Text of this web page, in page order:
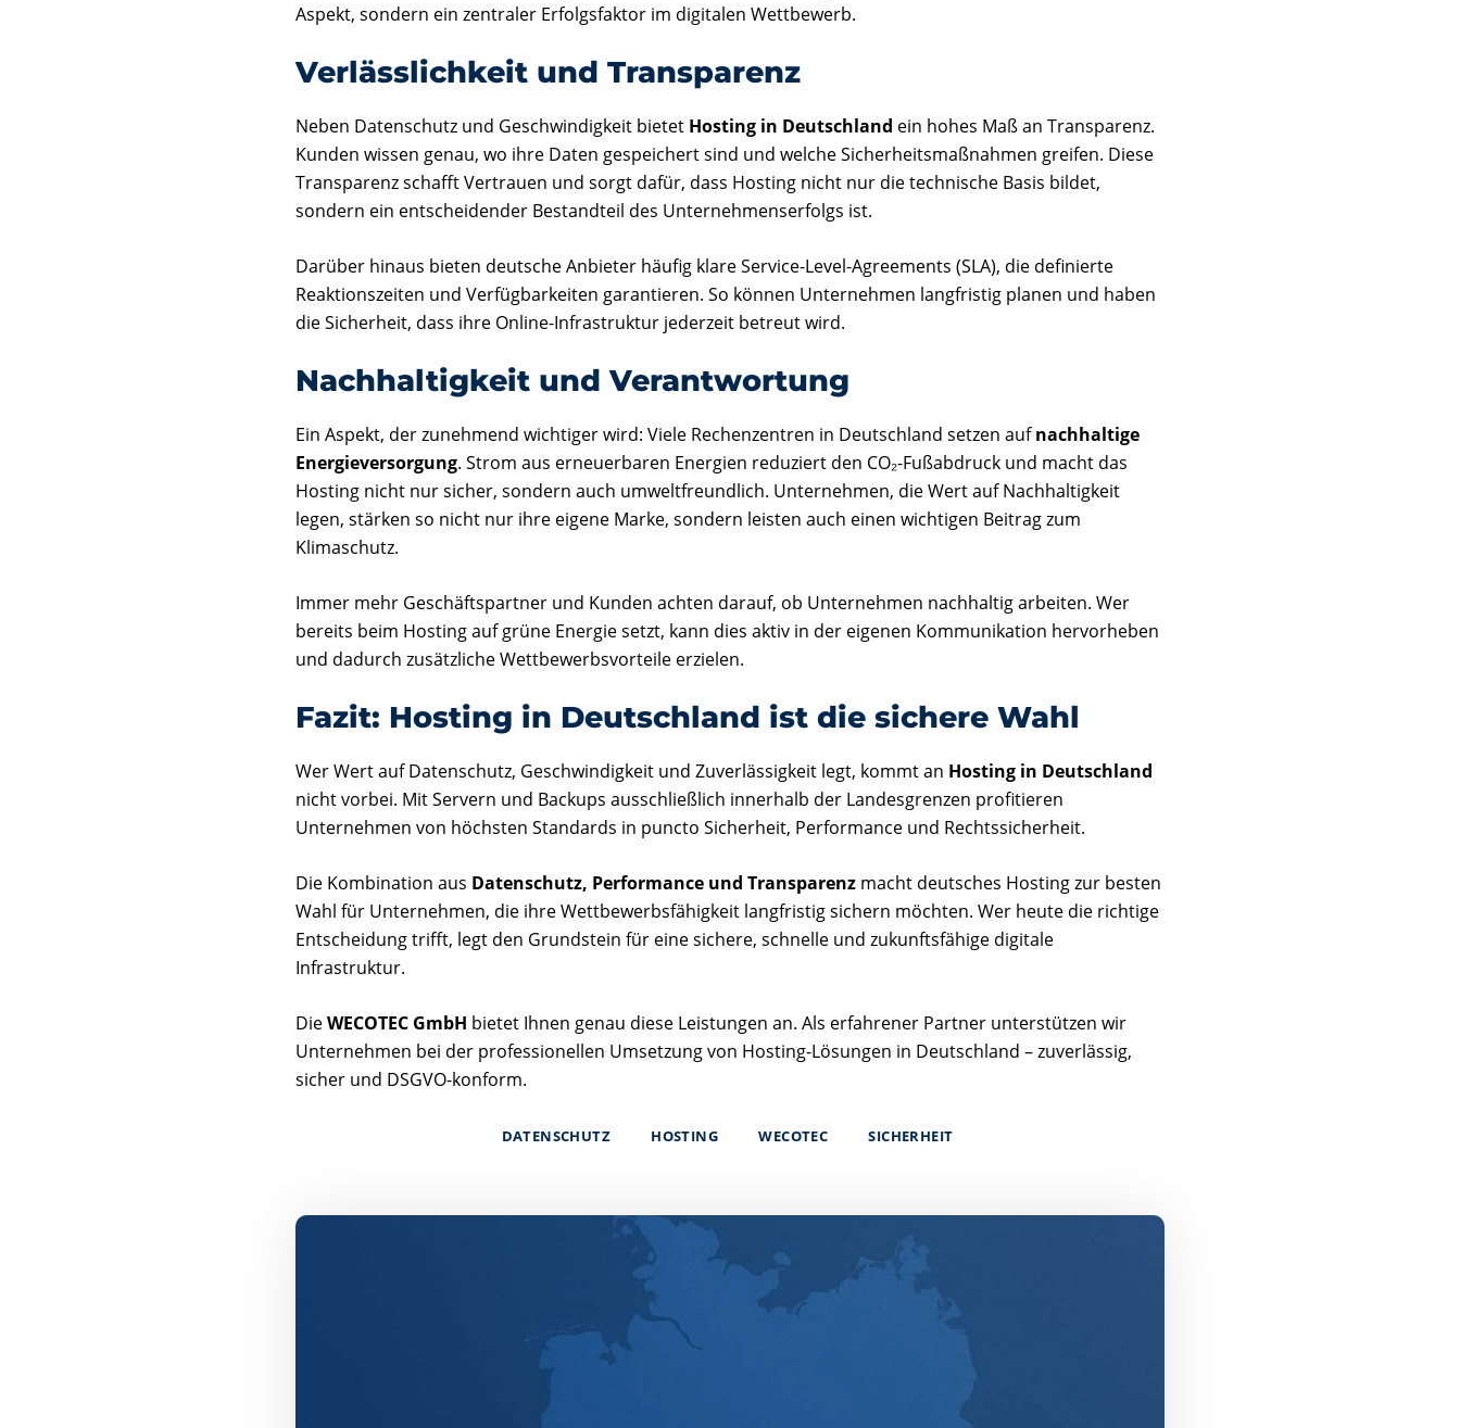
Aspekt, sondern ein zentraler Erfolgsfaktor im digitalen Wettbewerb.
Verlässlichkeit und Transparenz
Neben Datenschutz und Geschwindigkeit bietet Hosting in Deutschland ein hohes Maß an Transparenz.
Kunden wissen genau, wo ihre Daten gespeichert sind und welche Sicherheitsmaßnahmen greifen. Diese
Transparenz schafft Vertrauen und sorgt dafür, dass Hosting nicht nur die technische Basis bildet,
sondern ein entscheidender Bestandteil des Unternehmenserfolgs ist.
Darüber hinaus bieten deutsche Anbieter häufig klare Service-Level-Agreements (SLA), die definierte
Reaktionszeiten und Verfügbarkeiten garantieren. So können Unternehmen langfristig planen und haben
die Sicherheit, dass ihre Online-Infrastruktur jederzeit betreut wird.
Nachhaltigkeit und Verantwortung
Ein Aspekt, der zunehmend wichtiger wird: Viele Rechenzentren in Deutschland setzen aufnachhaltige
Energieversorgung. Strom aus erneuerbaren Energien reduziert den CO₂-Fußabdruck und macht das
Hosting nicht nur sicher, sondern auch umweltfreundlich. Unternehmen, die Wert auf Nachhaltigkeit
legen, stärken so nicht nur ihre eigene Marke, sondern leisten auch einen wichtigen Beitrag zum
Klimaschutz.
Immer mehr Geschäftspartner und Kunden achten darauf, ob Unternehmen nachhaltig arbeiten. Wer
bereits beim Hosting auf grüne Energie setzt, kann dies aktiv in der eigenen Kommunikation hervorheben
und dadurch zusätzliche Wettbewerbsvorteile erzielen.
Fazit: Hosting in Deutschland ist die sichere Wahl
Wer Wert auf Datenschutz, Geschwindigkeit und Zuverlässigkeit legt, kommt an Hosting in Deutschland
nicht vorbei. Mit Servern und Backups ausschließlich innerhalb der Landesgrenzen profitieren
Unternehmen von höchsten Standards in puncto Sicherheit, Performance und Rechtssicherheit.
Die Kombination aus Datenschutz, Performance und Transparenz macht deutsches Hosting zur besten
Wahl für Unternehmen, die ihre Wettbewerbsfähigkeit langfristig sichern möchten. Wer heute die richtige
Entscheidung trifft, legt den Grundstein für eine sichere, schnelle und zukunftsfähige digitale
Infrastruktur.
DieWECOTEC GmbH bietet Ihnen genau diese Leistungen an. Als erfahrener Partner unterstützen wir
Unternehmen bei der professionellen Umsetzung von Hosting-Lösungen in Deutschland – zuverlässig,
sicher und DSGVO-konform.
DATENSCHUTZ HOSTING WECOTEC SICHERHEIT